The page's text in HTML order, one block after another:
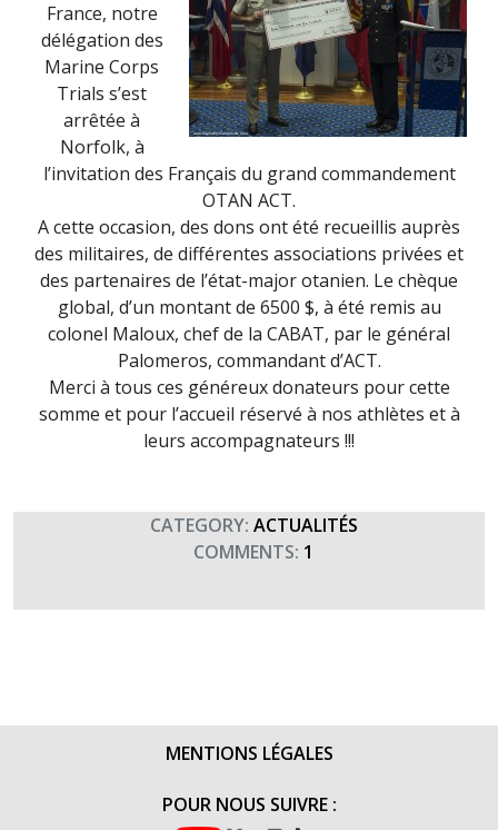
France, notre
délégation des
Marine Corps
Trials s’est
arrêtée à
Norfolk, à
l’invitation des Français du grand commandement
OTAN ACT.
A cette occasion, des dons ont été recueillis auprès
des militaires, de différentes associations privées et
des partenaires de l’état-major otanien. Le chèque
global, d’un montant de 6500 $, à été remis au
colonel Maloux, chef de la CABAT, par le général
Palomeros, commandant d’ACT.
Merci à tous ces généreux donateurs pour cette
somme et pour l’accueil réservé à nos athlètes et à
leurs accompagnateurs !!!
CATEGORY: ACTUALITÉS
COMMENTS: 1
MENTIONS LÉGALES
POUR NOUS SUIVRE :